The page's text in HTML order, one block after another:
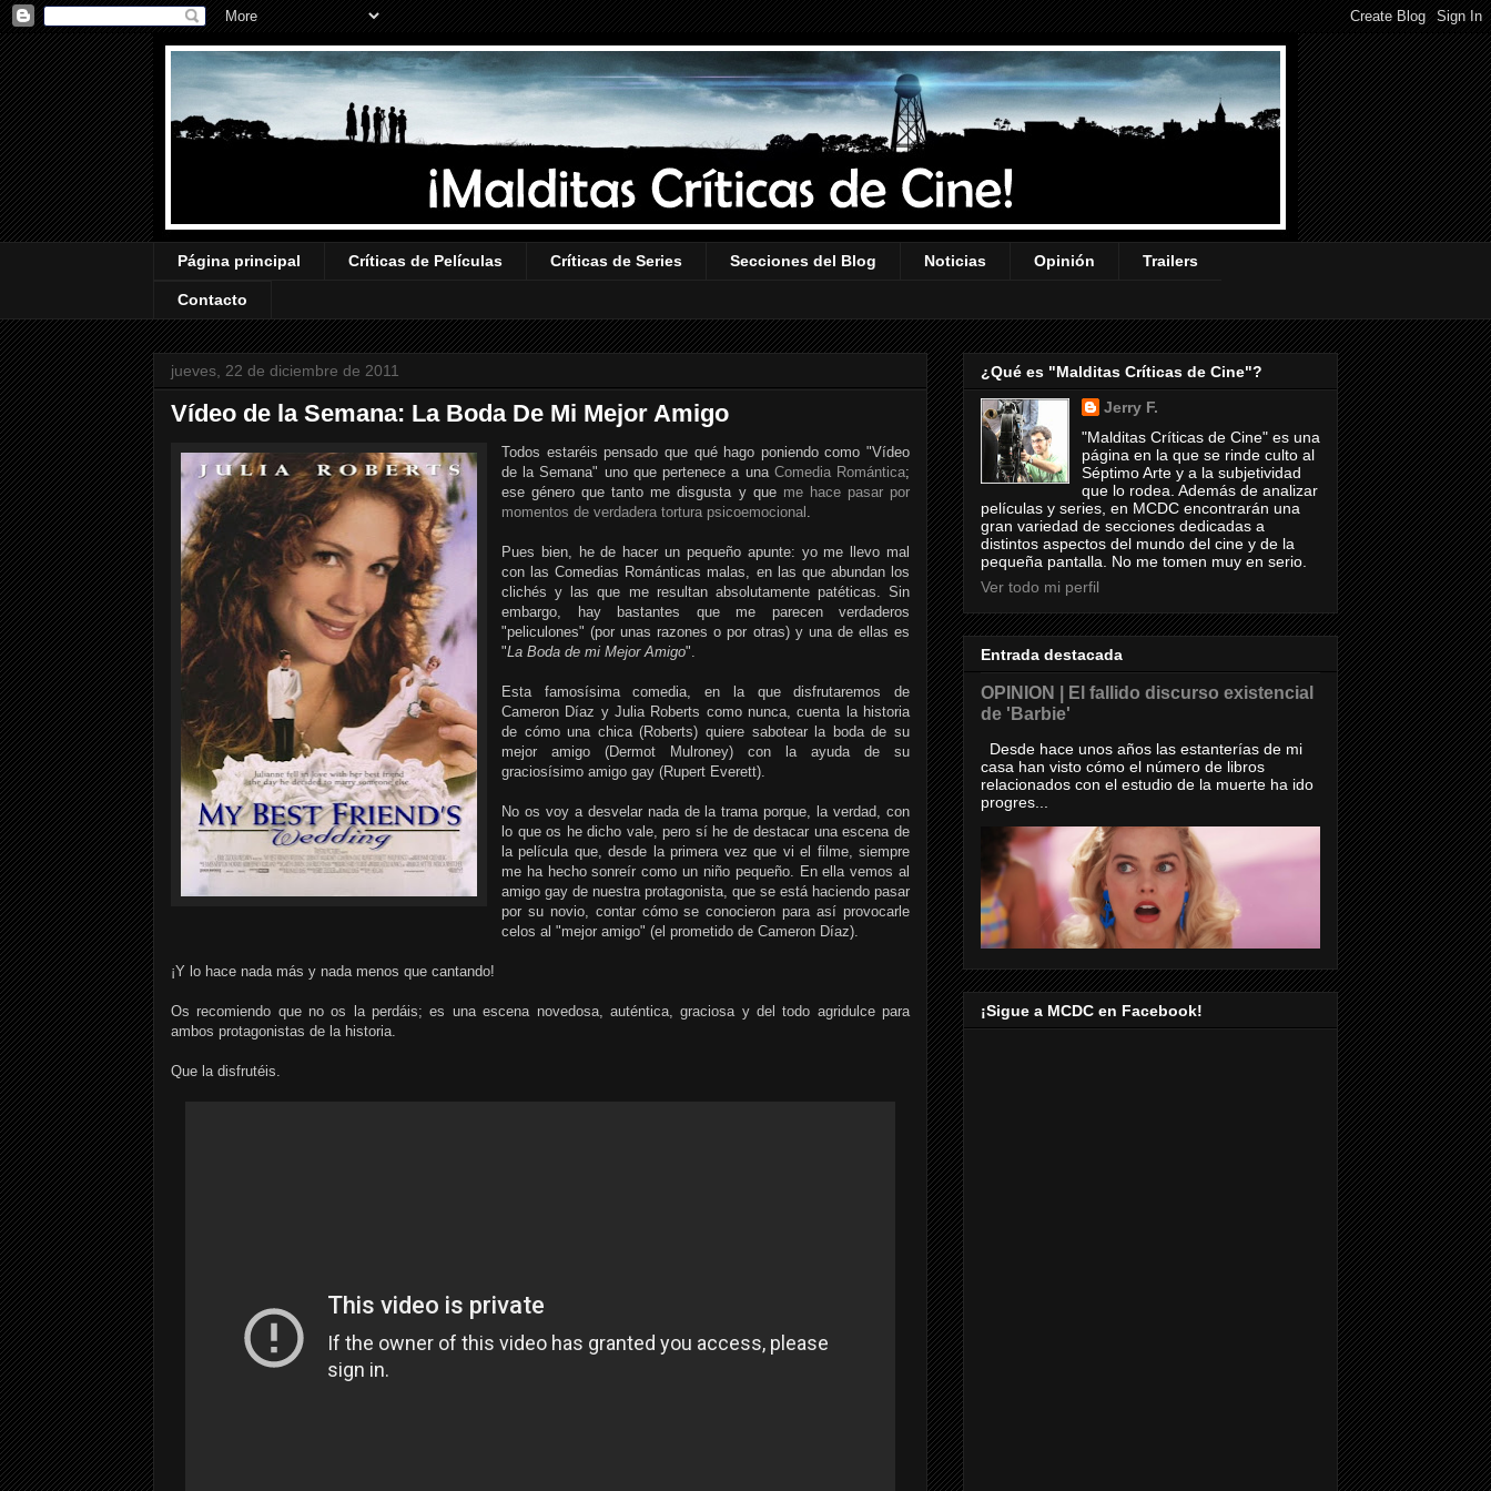
Página principal Críticas de Películas Críticas de Series Secciones del Blog Noticias Opinión Trailers
Contacto
jueves, 22 de diciembre de 2011
Vídeo de la Semana: La Boda De Mi Mejor Amigo
Todos estaréis pensado que qué hago poniendo como "Vídeo
de la Semana" uno que pertenece a una Comedia Romántica;
ese género que tanto me disgusta y que me hace pasar por
momentos de verdadera tortura psicoemocional
Pues bien, he de hacer un pequeño apunte: yo me llevo mal
con las Comedias Románticas malas, en las que abundan los
clichés y las que me resultan absolutamente patéticas. Sin
embargo, hay bastantes que me parecen verdaderos
"peliculones" (por unas razones o por otras) y una de ellas es
"La Boda de mi Mejor Amigo".
Esta famosísima comedia, en la que disfrutaremos de
Cameron Díaz y Julia Roberts como nunca, cuenta la historia
de cómo una chica (Roberts) quiere sabotear la boda de su
mejor amigo (Dermot Mulroney) con la ayuda de su
graciosísimo amigo gay (Rupert Everett).
No os voy a desvelar nada de la trama porque, la verdad, con
lo que os he dicho vale, pero sí he de destacar una escena de
la película que, desde la primera vez que vi el filme, siempre
me ha hecho sonreír como un niño pequeño. En ella vemos al
amigo gay de nuestra protagonista, que se está haciendo pasar
por su novio, contar cómo se conocieron para así provocarle
celos al "mejor amigo" (el prometido de Cameron Díaz).
¡Y lo hace nada más y nada menos que cantando!
Os recomiendo que no os la perdáis; es una escena novedosa, auténtica, graciosa y del todo agridulce para
ambos protagonistas de la historia.
Que la disfrutéis.
¿Qué es "Malditas Críticas de Cine"?
Jerry F.
"Malditas Críticas de Cine" es una
página en la que se rinde culto al
Séptimo Arte y a la subjetividad
que lo rodea. Además de analizar
películas y series, en MCDC encontrarán una
gran variedad de secciones dedicadas a
distintos aspectos del mundo del cine y de la
pequeña pantalla. No me tomen muy en serio.
Ver todo mi perfil
Entrada destacada
OPINION | El fallido discurso existencial
de 'Barbie'
Desde hace unos años las estanterías de mi
casa han visto cómo el número de libros
relacionados con el estudio de la muerte ha ido
progres...
¡Sigue a MCDC en Facebook!